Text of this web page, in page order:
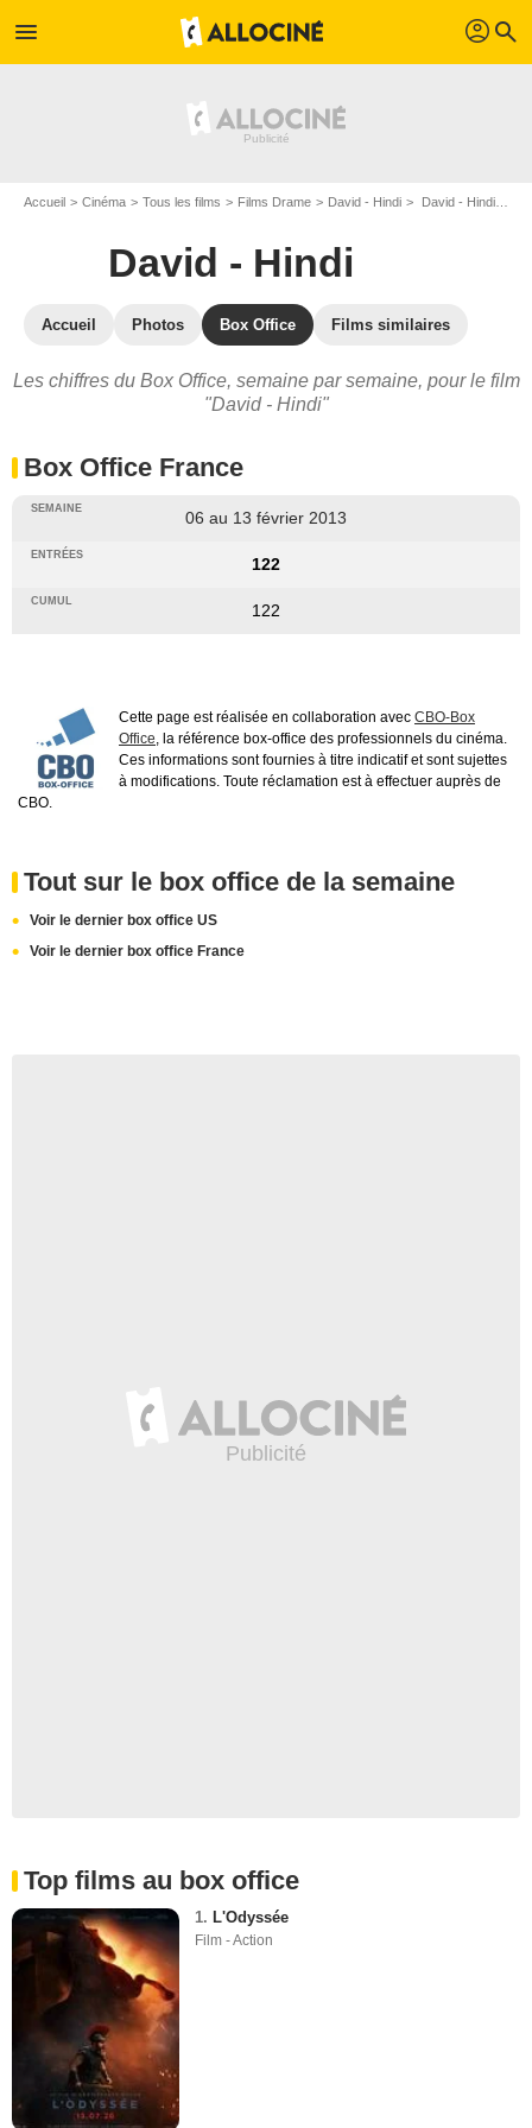
menu profil search
Accueil Cinéma Tous les films Films Drame David - Hindi David - Hindi : Box Office
David - Hindi
Accueil Photos Box Office Films similaires
Les chiffres du Box Office, semaine par semaine, pour le film
"David - Hindi"
Box Office France
06 au 13 février 2013
122
122
Cette page est réalisée en collaboration avec CBO-Box
Office, la référence box-office des professionnels du cinéma.
Ces informations sont fournies à titre indicatif et sont sujettes
à modifications. Toute réclamation est à effectuer auprès de
CBO.
Tout sur le box office de la semaine
Voir le dernier box office US
Voir le dernier box office France
Top films au box office
1. L'Odyssée
Film - Action